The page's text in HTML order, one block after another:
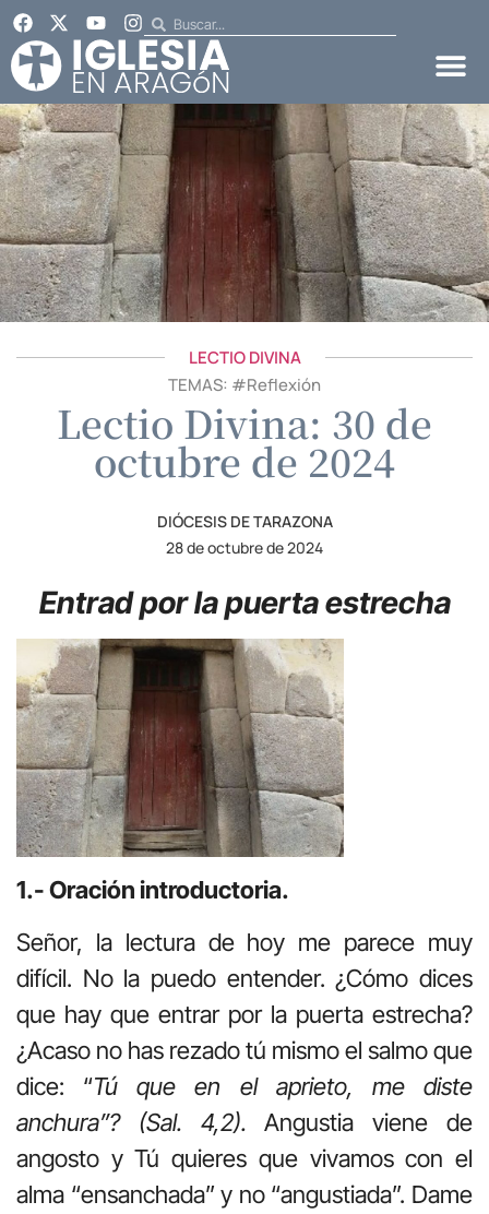
LECTIO DIVINA
TEMAS: #Reflexión
Lectio Divina: 30 de
octubre de 2024
DIÓCESIS DE TARAZONA
28 de octubre de 2024
Entrad por la puerta estrecha
1.- Oración introductoria.
Señor, la lectura de hoy me parece muy
difícil. No la puedo entender. ¿Cómo dices
que hay que entrar por la puerta estrecha?
¿Acaso no has rezado tú mismo el salmo que
dice: “Tú que en el aprieto, me diste
anchura”? (Sal. 4,2).Angustia viene de
angosto y Tú quieres que vivamos con el
alma “ensanchada” y no “angustiada”. Dame